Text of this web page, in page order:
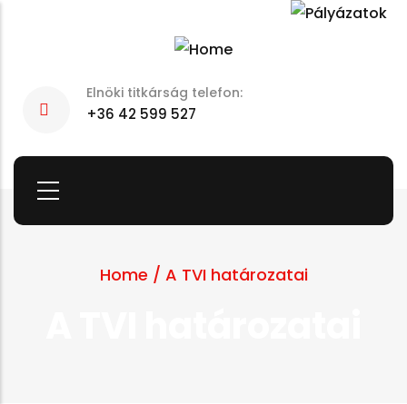
Elnöki titkárság telefon:
+36 42 599 527
Home / A TVI határozatai